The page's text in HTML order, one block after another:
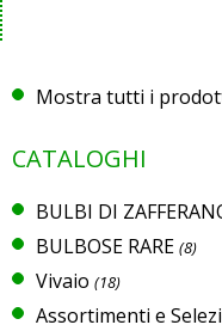
Mostra tutti i
CATALOGHI
BULBI DI
BULBOSE RARE (8)
Vivaio (18)
Assortimenti e